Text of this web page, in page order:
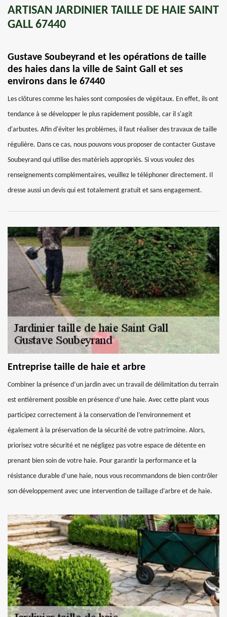
ARTISAN JARDINIER TAILLE DE HAIE SAINT
GALL 67440
Gustave Soubeyrand et les opérations de taille
des haies dans la ville de Saint Gall et ses
environs dans le 67440
Les clôtures comme les haies sont composées de végétaux. En effet, ils ont
tendance à se développer le plus rapidement possible, car il s'agit
d'arbustes. Afin d'éviter les problèmes, il faut réaliser des travaux de taille
régulière. Dans ce cas, nous pouvons vous proposer de contacter Gustave
Soubeyrand qui utilise des matériels appropriés. Si vous voulez des
renseignements complémentaires, veuillez le téléphoner directement. Il
dresse aussi un devis qui est totalement gratuit et sans engagement.
Entreprise taille de haie et arbre
Combiner la présence d’un jardin avec un travail de délimitation du terrain
est entièrement possible en présence d’une haie. Avec cette plant vous
participez correctement à la conservation de l’environnement et
également à la préservation de la sécurité de votre patrimoine. Alors,
priorisez votre sécurité et ne négligez pas votre espace de détente en
prenant bien soin de votre haie. Pour garantir la performance et la
résistance durable d’une haie, nous vous recommandons de bien contrôler
son développement avec une intervention de taillage d’arbre et de haie.